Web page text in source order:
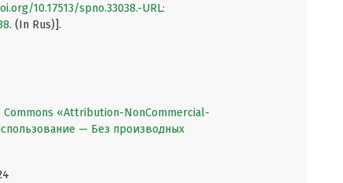
10.17513/spno.33038.-URL:
. (In Rus)].
«Attribution-NonCommercial-
— Без производных